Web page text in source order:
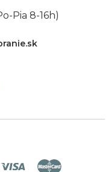
Pia 8-16h)